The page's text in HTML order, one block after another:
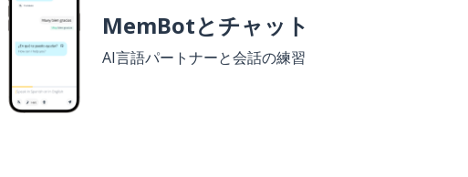
MemBotとチャット
AI言語パートナーと会話の練習